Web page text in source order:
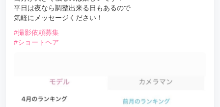
平日は夜なら調整出来る日もあるので
気軽にメッセージください！
#撮影依頼募集
#ショートヘア